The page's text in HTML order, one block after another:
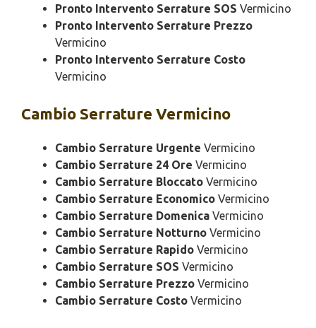
Pronto Intervento Serrature SOS Vermicino
Pronto Intervento Serrature Prezzo
Vermicino
Pronto Intervento Serrature Costo
Vermicino
Cambio Serrature Vermicino
Cambio Serrature Urgente Vermicino
Cambio Serrature 24 Ore Vermicino
Cambio Serrature Bloccato Vermicino
Cambio Serrature Economico Vermicino
Cambio Serrature Domenica Vermicino
Cambio Serrature Notturno Vermicino
Cambio Serrature Rapido Vermicino
Cambio Serrature SOS Vermicino
Cambio Serrature Prezzo Vermicino
Cambio Serrature Costo Vermicino